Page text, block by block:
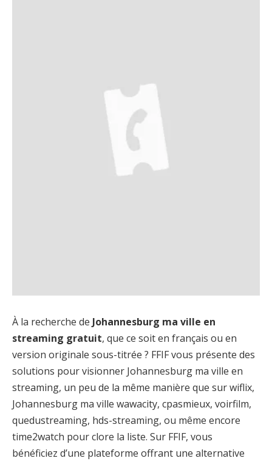
À la recherche de Johannesburg ma ville en
streaming gratuit, que ce soit en français ou en
version originale sous-titrée ? FFIF vous présente des
solutions pour visionner Johannesburg ma ville en
streaming, un peu de la même manière que sur wiflix,
Johannesburg ma ville wawacity, cpasmieux, voirfilm,
quedustreaming, hds-streaming, ou même encore
time2watch pour clore la liste. Sur FFIF, vous
bénéficiez d’une plateforme offrant une alternative